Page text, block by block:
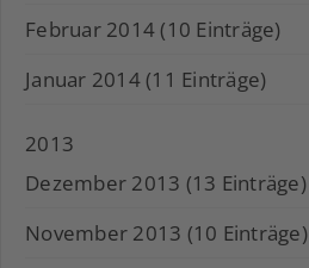
Februar 2014 (10 Einträge)
Januar 2014 (11 Einträge)
2013
Dezember 2013 (13 Einträge)
November 2013 (10 Einträge)